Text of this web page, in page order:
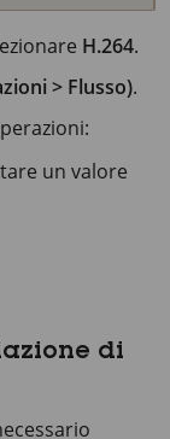
H.264.
> Flusso).
un valore
di